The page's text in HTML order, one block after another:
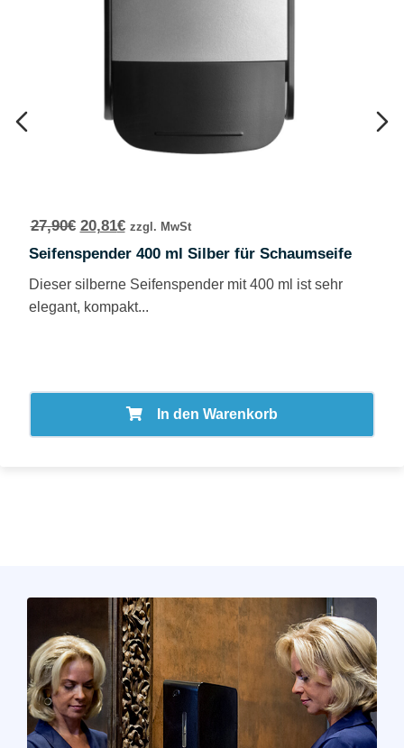
27,90€ 20,81€ zzgl. MwSt
Seifenspender 400 ml Silber für Schaumseife
Dieser silberne Seifenspender mit 400 ml ist sehr
elegant, kompakt...
In den Warenkorb